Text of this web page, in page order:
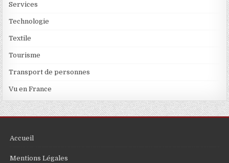
Services
Technologie
Textile
Tourisme
Transport de personnes
Vu en France
Accueil
Mentions Légales